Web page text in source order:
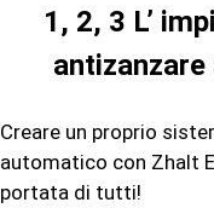
1, 2, 3 L’
Creare un proprio
automatico con Zhalt
portata di tutti!